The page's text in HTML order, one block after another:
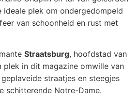
ideale plek om ondergedompeld
van schoonheid en rust met
Straatsburg, hoofdstad van
plek in dit magazine omwille van
straatjes en steegjes
schitterende Notre-Dame.